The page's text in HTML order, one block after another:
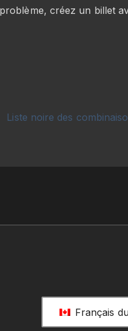
créez un billet
Liste noire des
Français